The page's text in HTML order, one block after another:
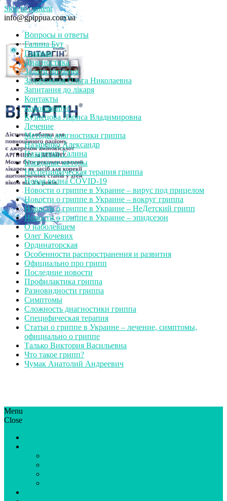
Skip to content
info@gpippua.com.ua
Вопросы и ответы
Галина Бут
Главная
Диагностика
Задати питання
Задорожная Ольга Николаевна
Запитання до лікаря
Контакты
Коронавирус
Кузнецова Лариса Владимировна
Лечение
Методы диагностики гриппа
Назаренко Александр
Назаренко Галина
Народные методы
Неспецифическая терапия гриппа
Новая волна COVID-19
Новости о гриппе в Украине – вирус под прицелом
Новости о гриппе в Украине – вокруг гриппа
Новости о гриппе в Украине – НеДетский грипп
Новости о гриппе в Украине – эпидсезон
О наболевшем
Олег Кочевих
Ординаторская
Особенности распространения и развития
Официально про грипп
Последние новости
Профилактика гриппа
Разновидности гриппа
Симптомы
Сложность диагностики гриппа
Специфическая терапия
Статьи о гриппе в Украине – лечение, симптомы,
официально о гриппе
Талько Виктория Васильевна
Что такое грипп?
Чумак Анатолий Андреевич
ГрипЮА: симптоми і лікування | Все про грип в Україні
Все про грип в Україні та Києві, профілактика грипу.
Menu
Close